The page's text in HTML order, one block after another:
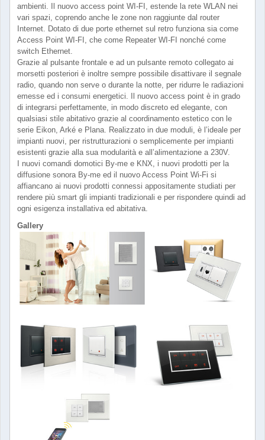
ambienti. Il nuovo access point WI-FI, estende la rete WLAN nei
vari spazi, coprendo anche le zone non raggiunte dal router
Internet. Dotato di due porte ethernet sul retro funziona sia come
Access Point WI-FI, che come Repeater WI-FI nonché come
switch Ethernet.
Grazie al pulsante frontale e ad un pulsante remoto collegato ai
morsetti posteriori è inoltre sempre possibile disattivare il segnale
radio, quando non serve o durante la notte, per ridurre le radiazioni
emesse ed i consumi energetici. Il nuovo access point è in grado
di integrarsi perfettamente, in modo discreto ed elegante, con
qualsiasi stile abitativo grazie al coordinamento estetico con le
serie Eikon, Arké e Plana. Realizzato in due moduli, è l’ideale per
impianti nuovi, per ristrutturazioni o semplicemente per impianti
esistenti grazie alla sua modularità e all’alimentazione a 230V.
I nuovi comandi domotici By-me e KNX, i nuovi prodotti per la
diffusione sonora By-me ed il nuovo Access Point Wi-Fi si
affiancano ai nuovi prodotti connessi appositamente studiati per
rendere più smart gli impianti tradizionali e per rispondere quindi ad
ogni esigenza installativa ed abitativa.
Gallery